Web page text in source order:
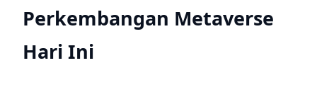
Perkembangan Metaverse
Hari Ini